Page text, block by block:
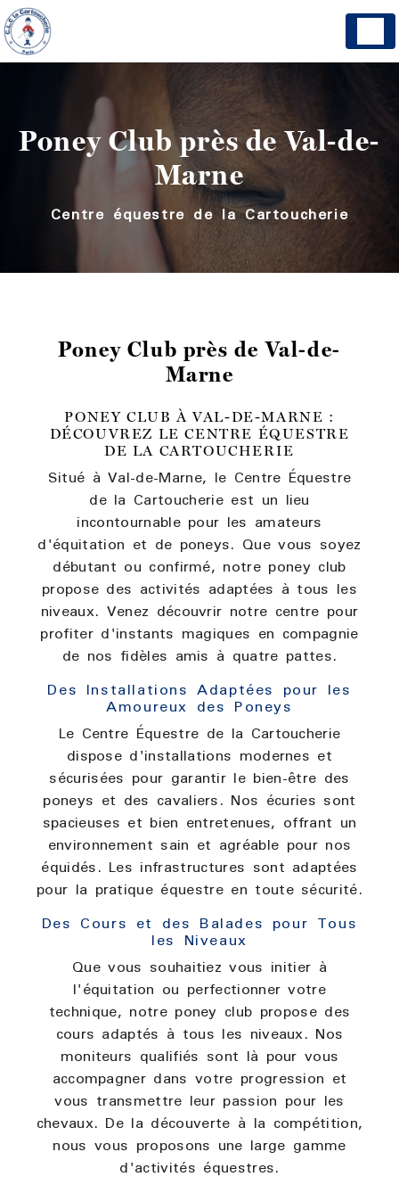
Poney Club près de Val-de-
Marne
Centre équestre de la Cartoucherie
Poney Club près de Val-de-
Marne
PONEY CLUB À VAL-DE-MARNE :
DÉCOUVREZ LE CENTRE ÉQUESTRE
DE LA CARTOUCHERIE
Situé à Val-de-Marne, le Centre Équestre
de la Cartoucherie est un lieu
incontournable pour les amateurs
d'équitation et de poneys. Que vous soyez
débutant ou confirmé, notre poney club
propose des activités adaptées à tous les
niveaux. Venez découvrir notre centre pour
profiter d'instants magiques en compagnie
de nos fidèles amis à quatre pattes.
Des Installations Adaptées pour les
Amoureux des Poneys
Le Centre Équestre de la Cartoucherie
dispose d'installations modernes et
sécurisées pour garantir le bien-être des
poneys et des cavaliers. Nos écuries sont
spacieuses et bien entretenues, offrant un
environnement sain et agréable pour nos
équidés. Les infrastructures sont adaptées
pour la pratique équestre en toute sécurité.
Des Cours et des Balades pour Tous
les Niveaux
Que vous souhaitiez vous initier à
l'équitation ou perfectionner votre
technique, notre poney club propose des
cours adaptés à tous les niveaux. Nos
moniteurs qualifiés sont là pour vous
accompagner dans votre progression et
vous transmettre leur passion pour les
chevaux. De la découverte à la compétition,
nous vous proposons une large gamme
d'activités équestres.
Panneau de gestion des cookies